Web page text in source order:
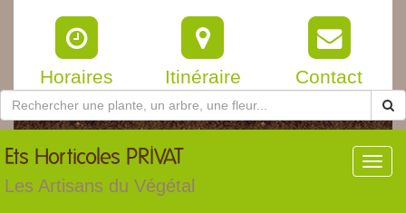
Horaires Itinéraire Contact
Ets Horticoles PRIVAT
Les Artisans du Végétal